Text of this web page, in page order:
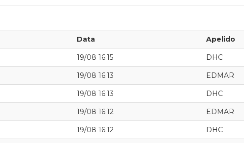
Data Apelido
19/08 16:15 DHC
19/08 16:13 EDMAR
19/08 16:13 DHC
19/08 16:12 EDMAR
19/08 16:12 DHC